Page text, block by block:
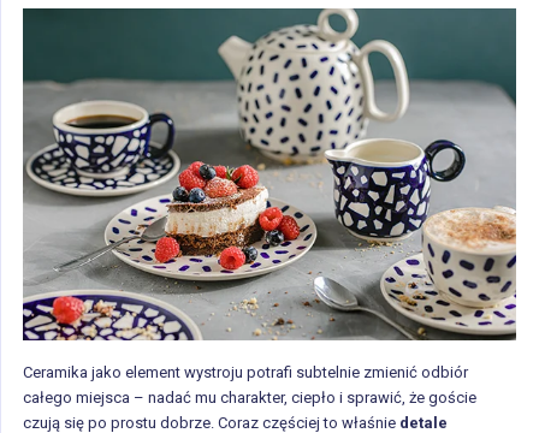
Ceramika jako element wystroju potrafi subtelnie zmienić odbiór
całego miejsca – nadać mu charakter, ciepło i sprawić, że goście
czują się po prostu dobrze. Coraz częściej to właśnie detale